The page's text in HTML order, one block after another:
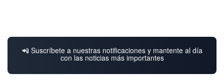
📲 Suscríbete a nuestras notificaciones y mantente al día
con las noticias más importantes